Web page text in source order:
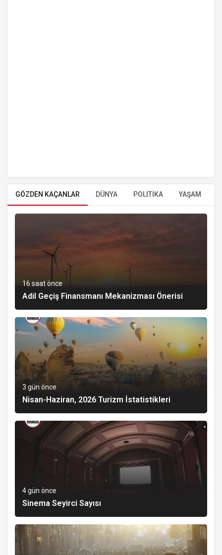
GÖZDEN KAÇANLAR DÜNYA POLİTİKA YAŞAM
16 saat önce
Adil Geçiş Finansmanı Mekanizması Önerisi
3 gün önce
Nisan-Haziran, 2026 Turizm İstatistikleri
4 gün önce
Sinema Seyirci Sayısı